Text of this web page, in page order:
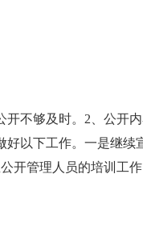
不够及时。2、公开
以下工作。一是继续
开管理人员的培训工